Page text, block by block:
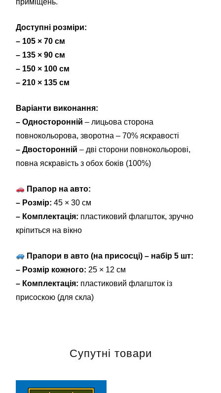
приміщень.
Доступні розміри:
– 105 × 70 см
– 135 × 90 см
– 150 × 100 см
– 210 × 135 см
Варіанти виконання:
– Односторонній – лицьова сторона
повнокольорова, зворотна – 70% яскравості
– Двосторонній – дві сторони повнокольорові,
повна яскравість з обох боків (100%)
Прапор на авто:
– Розмір: 45 × 30 см
– Комплектація: пластиковий флагшток, зручно
кріпиться на вікно
Прапори в авто (на присосці) – набір 5 шт:
– Розмір кожного: 25 × 12 см
– Комплектація: пластиковий флагшток із
присоскою (для скла)
Супутні товари